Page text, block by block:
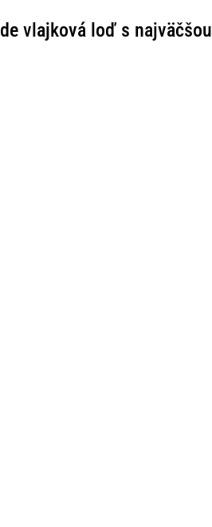
vlajková loď s najväčšou